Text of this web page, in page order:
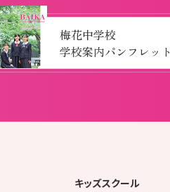
梅花中学校
学校案内パンフレット
キッズスクール